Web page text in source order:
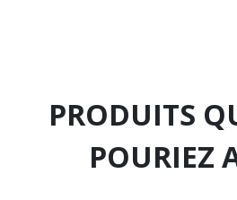
PRODUITS
POURIEZ